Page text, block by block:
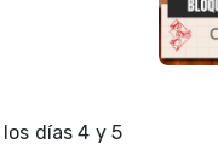
días 4 y 5